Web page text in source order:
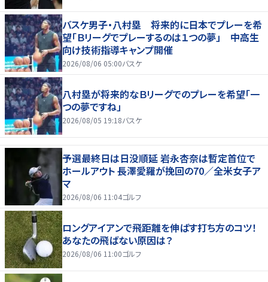
バスケ男子・八村塁 将来的に日本でプレーを希
望「Ｂリーグでプレーするのは１つの夢」 中高生
向け技術指導キャンプ開催
2026/08/06 05:00バスケ
八村塁が将来的なＢリーグでのプレーを希望「一
つの夢ですね」
2026/08/05 19:18バスケ
予選最終日は日没順延 岩永杏奈は暫定首位で
ホールアウト 長澤愛羅が挽回の70／全米女子ア
マ
2026/08/06 11:04ゴルフ
ロングアイアンで飛距離を伸ばす打ち方のコツ！
あなたの飛ばない原因は？
2026/08/06 11:00ゴルフ